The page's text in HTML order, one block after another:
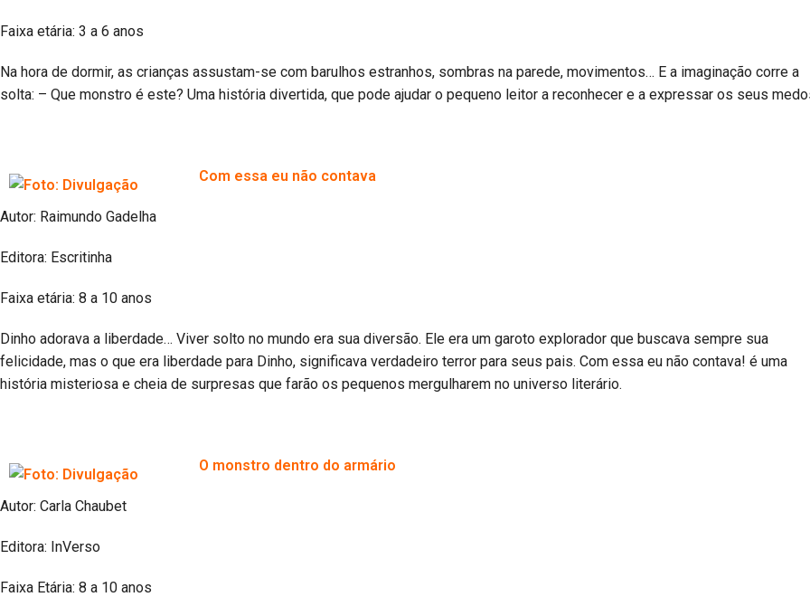
Faixa etária: 3 a 6 anos
Na hora de dormir, as crianças assustam-se com barulhos estranhos, sombras na parede, movimentos… E a imaginação corre a
solta: – Que monstro é este? Uma história divertida, que pode ajudar o pequeno leitor a reconhecer e a expressar os seus
Com essa eu não contava
Autor: Raimundo Gadelha
Editora: Escritinha
Faixa etária: 8 a 10 anos
Dinho adorava a liberdade… Viver solto no mundo era sua diversão. Ele era um garoto explorador que buscava sempre sua
felicidade, mas o que era liberdade para Dinho, significava verdadeiro terror para seus pais. Com essa eu não contava! é uma
história misteriosa e cheia de surpresas que farão os pequenos mergulharem no universo literário.
O monstro dentro do armário
Autor: Carla Chaubet
Editora: InVerso
Faixa Etária: 8 a 10 anos